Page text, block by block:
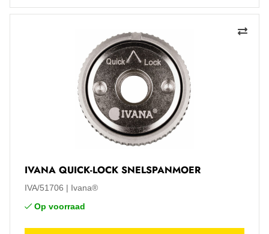
IVANA QUICK-LOCK SNELSPANMOER
IVA/51706
Ivana®
Op voorraad